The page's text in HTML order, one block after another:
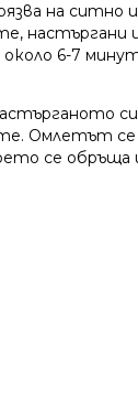
на ситно
настъргани
6-7
Омлетът се
се обръща